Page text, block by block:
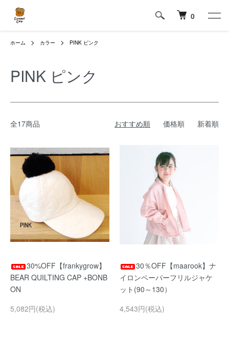
0
ホーム カラー PINK ピンク
PINK ピンク
全17商品 おすすめ順 価格順 新着順
30%OFF【frankygrow】
BEAR QUILTING CAP +BONB
ON
5,082円(税込)
30％OFF【maarook】ナ
イロンペーパーフリルジャケ
ット(90～130）
4,543円(税込)